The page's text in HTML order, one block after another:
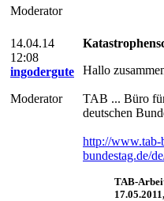
Moderator
14.04.14
12:08
ingodergute
Moderator
Hallo
TAB ... Büro
deutschen
http://www.tab-
bundestag.de/
TAB-